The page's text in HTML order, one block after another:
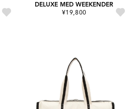
DELUXE MED WEEKENDER
¥19,800